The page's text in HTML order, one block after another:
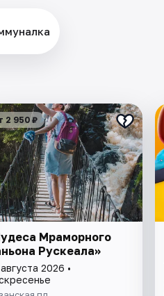
2 950 ₽
Мраморного
Рускеала»
2026 •